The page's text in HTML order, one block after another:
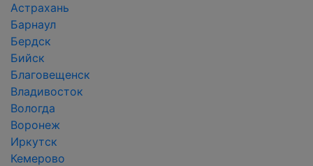
Астрахань
Барнаул
Бердск
Бийск
Благовещенск
Владивосток
Вологда
Воронеж
Иркутск
Кемерово